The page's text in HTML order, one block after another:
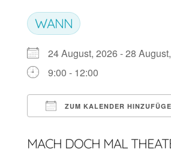
WANN
24 August, 2026 - 28
9:00 - 12:00
ZUM KALENDER
MACH DOCH MAL